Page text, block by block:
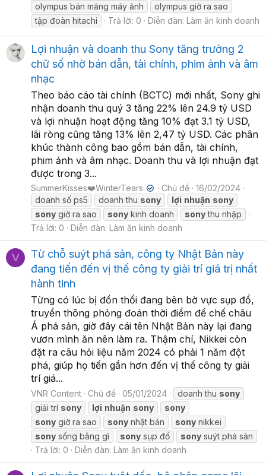
olympus bán mảng máy ảnh
olympus giờ ra sao
tập đoàn hitachi
Trả lời: 0 Diễn đàn: Làm ăn kinh doanh
Lợi nhuận và doanh thu Sony tăng trưởng 2
chữ số nhờ bán dẫn, tài chính, phim ảnh và âm
nhạc
Theo báo cáo tài chính (BCTC) mới nhất, Sony ghi
nhận doanh thu quý 3 tăng 22% lên 24.9 tỷ USD
và lợi nhuận hoạt động tăng 10% đạt 3.1 tỷ USD,
lãi ròng cũng tăng 13% lên 2,47 tỷ USD. Các phân
khúc thành công bao gồm bán dẫn, tài chính,
phim ảnh và âm nhạc. Doanh thu và lợi nhuận đạt
được trong 3...
SummerKisses❤️WinterTears ✔ Chủ đề
16/02/2024
doanh số ps5
doanh thu sony lợi nhuận sony
sony giờ ra sao sony kinh doanh sonythu nhập
Trả lời: 0
Diễn đàn: Làm ăn kinh doanh
V
Từ chỗ suýt phá sản, công ty Nhật Bản này
đang tiến đến vị thế công ty giải trí giá trị nhất
hành tinh
Từng có lúc bị đồn thổi đang bên bờ vực sụp đổ,
truyền thông phỏng đoán thời điểm đế chế châu
Á phá sản, giờ đây cái tên Nhật Bản này lại đang
vươn mình ăn nên làm ra. Thậm chí, Nikkei còn
đặt ra câu hỏi liệu năm 2024 có phải 1 năm đột
phá, giúp họ tiến gần hơn đến vị thế công ty giải
trí giá...
VNR Content Chủ đề 05/01/2024 doanh thu sony
giải trí sony lợi nhuận sony
sony
sony giờ ra sao sony nhật bản sony nikkei
sony sống bằng gì sony sụp đổ sony suýt phá sản
Trả lời: 0
Diễn đàn: Làm ăn kinh doanh